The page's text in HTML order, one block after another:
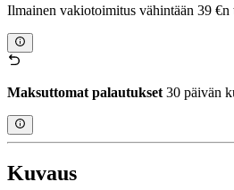
Ilmainen vakiotoimitus vähintään 39 €n
Maksuttomat palautukset 30 päivän
Kuvaus